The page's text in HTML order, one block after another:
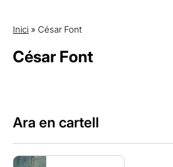
Inici » César Font
César Font
Ara en cartell